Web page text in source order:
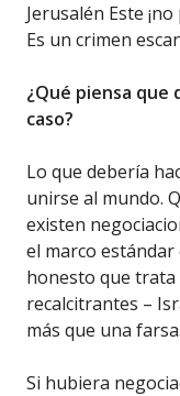
Jerusalén Este
Es un crimen
¿Qué piensa que
caso?
Lo que debería
unirse al mundo.
existen
el marco estándar
honesto que
recalcitrantes –
más que una farsa.
Si hubiera